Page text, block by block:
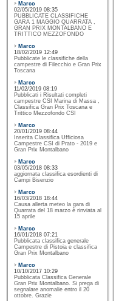
Marco
02/05/2019 08:35
PUBBLICATE CLASSIFICHE
GARA 1 MAGGIO QUARRATA ,
GRAN PRIX MONTALBANO E
TRITTICO MEZZOFONDO
Marco
18/02/2019 12:49
Pubblicate le classifiche della
campestre di Filecchio e Gran Prix
Toscana
Marco
11/02/2019 08:19
Pubblicati i Risultati completi
campestre CSI Marina di Massa ,
Classifica Gran Prix Toscana e
Trittico Mezzofondo CSI
Marco
20/01/2019 08:44
Inserita Classifica Ufficiosa
Campestre CSI di Prato - 2019 e
Gran Prix Montalbano
Marco
03/05/2018 08:33
aggiornata classifica esordienti di
Campi Bisenzio
Marco
16/03/2018 18:44
Causa allerta meteo la gara di
Quarrata del 18 marzo è rinviata al
15 aprile
Marco
16/01/2018 07:21
Pubblicata classifica generale
Campestre di Pistoia e classifica
Gran Prix Montalbano
Marco
10/10/2017 10:29
Pubblicata Classifica Generale
Gran Prix Montalbano. Si prega di
segnalare anomalie entro il 20
ottobre. Grazie